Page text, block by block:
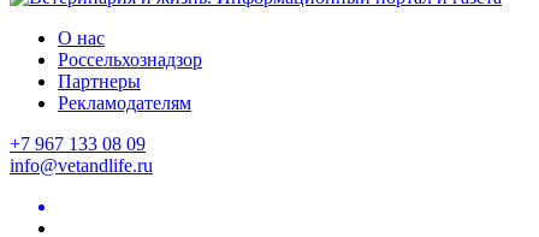
О нас
Россельхознадзор
Партнеры
Рекламодателям
+7 967 133 08 09
info@vetandlife.ru